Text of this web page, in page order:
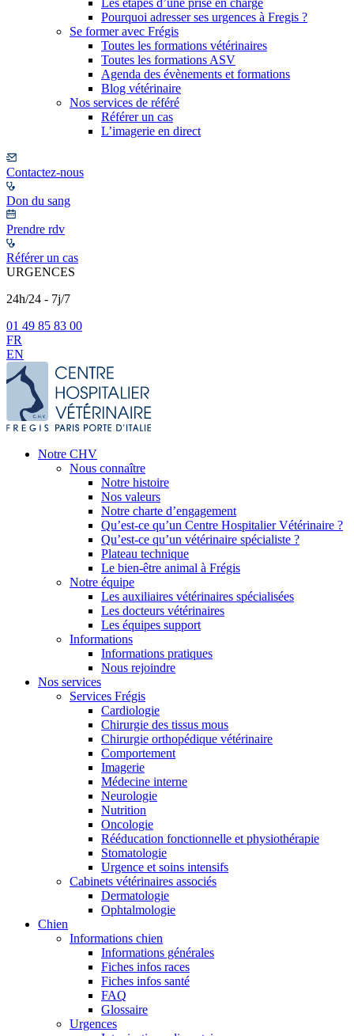
Les étapes d’une prise en charge
Pourquoi adresser ses urgences à Fregis ?
Se former avec Frégis
Toutes les formations vétérinaires
Toutes les formations ASV
Agenda des évènements et formations
Blog vétérinaire
Nos services de référé
Référer un cas
L’imagerie en direct
Contactez-nous
Don du sang
Prendre rdv
Référer un cas
URGENCES
24h/24 - 7j/7
01 49 85 83 00
FR
EN
Notre CHV
Nous connaître
Notre histoire
Nos valeurs
Notre charte d’engagement
Qu’est-ce qu’un Centre Hospitalier Vétérinaire ?
Qu’est-ce qu’un vétérinaire spécialiste ?
Plateau technique
Le bien-être animal à Frégis
Notre équipe
Les auxiliaires vétérinaires spécialisées
Les docteurs vétérinaires
Les équipes support
Informations
Informations pratiques
Nous rejoindre
Nos services
Services Frégis
Cardiologie
Chirurgie des tissus mous
Chirurgie orthopédique vétérinaire
Comportement
Imagerie
Médecine interne
Neurologie
Nutrition
Oncologie
Rééducation fonctionnelle et physiothérapie
Stomatologie
Urgence et soins intensifs
Cabinets vétérinaires associés
Dermatologie
Ophtalmologie
Chien
Informations chien
Informations générales
Fiches infos races
Fiches infos santé
FAQ
Glossaire
Urgences